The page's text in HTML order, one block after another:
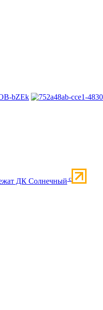
ДК Солнечный c